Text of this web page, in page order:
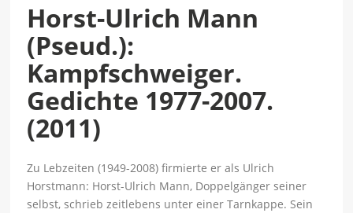
Horst-Ulrich Mann
(Pseud.):
Kampfschweiger.
Gedichte 1977-2007.
(2011)
Zu Lebzeiten (1949-2008) firmierte er als Ulrich
Horstmann: Horst-Ulrich Mann, Doppelgänger seiner
selbst, schrieb zeitlebens unter einer Tarnkappe. Sein